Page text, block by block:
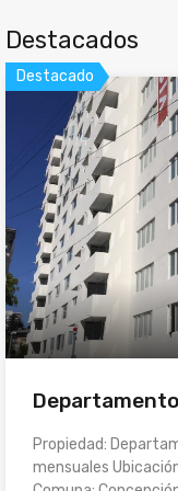
Destacados
Destacado
Propiedad:
mensuales